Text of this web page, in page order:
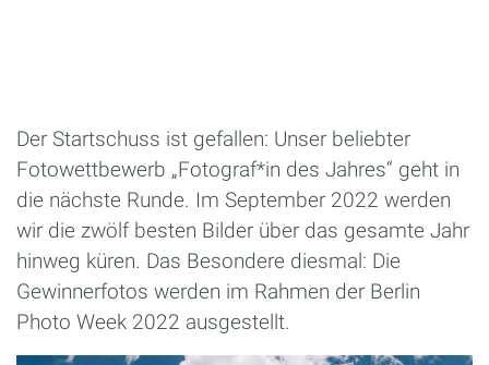
Der Startschuss ist gefallen: Unser beliebter
Fotowettbewerb „Fotograf*in des Jahres“ geht in
die nächste Runde. Im September 2022 werden
wir die zwölf besten Bilder über das gesamte Jahr
hinweg küren. Das Besondere diesmal: Die
Gewinnerfotos werden im Rahmen der Berlin
Photo Week 2022 ausgestellt.